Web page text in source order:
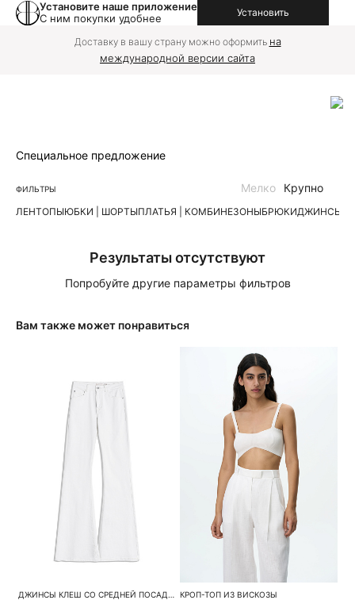
Установите наше приложение
С ним покупки удобнее
Установить
Доставку в вашу страну можно оформить на
международной версии сайта
Специальное предложение
ФИЛЬТРЫ
ЛЕНТОПЫЮБКИ | ШОРТЫПЛАТЬЯ | КОМБИНЕЗОНЫБРЮКИДЖИНСЫ
Мелко Крупно
Результаты отсутствуют
Попробуйте другие параметры фильтров
Вам также может понравиться
ДЖИНСЫ КЛЕШ СО СРЕДНЕЙ ПОСАДКОЙ КРОП-ТОП ИЗ ВИСКОЗЫ